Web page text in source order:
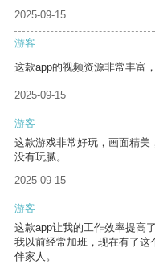
2025-09-15
游客
这款app的视频资源非常丰富
2025-09-15
游客
这款游戏非常好玩，画面精
没有玩腻。
2025-09-15
游客
这款app让我的工作效率提高
我以前经常加班，现在有了这
伴家人。